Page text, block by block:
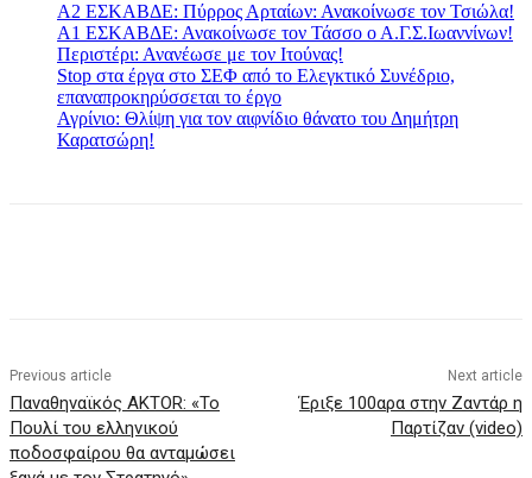
A2 ΕΣΚΑΒΔΕ: Πύρρος Αρταίων: Ανακοίνωσε τον Τσιώλα!
Α1 ΕΣΚΑΒΔΕ: Ανακοίνωσε τον Τάσσο ο Α.Γ.Σ.Ιωαννίνων!
Περιστέρι: Ανανέωσε με τον Ιτούνας!
Stop στα έργα στο ΣΕΦ από το Ελεγκτικό Συνέδριο,
επαναπροκηρύσσεται το έργο
Αγρίνιο: Θλίψη για τον αιφνίδιο θάνατο του Δημήτρη
Καρατσώρη!
Previous article
Παναθηναϊκός AKTOR: «Το
Πουλί του ελληνικού
ποδοσφαίρου θα ανταμώσει
Next article
Έριξε 100αρα στην Ζαντάρ η
Παρτίζαν (video)